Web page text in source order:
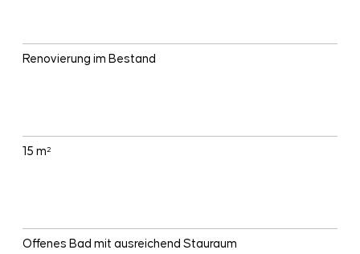
Renovierung im Bestand
15 m²
Offenes Bad mit ausreichend Stauraum